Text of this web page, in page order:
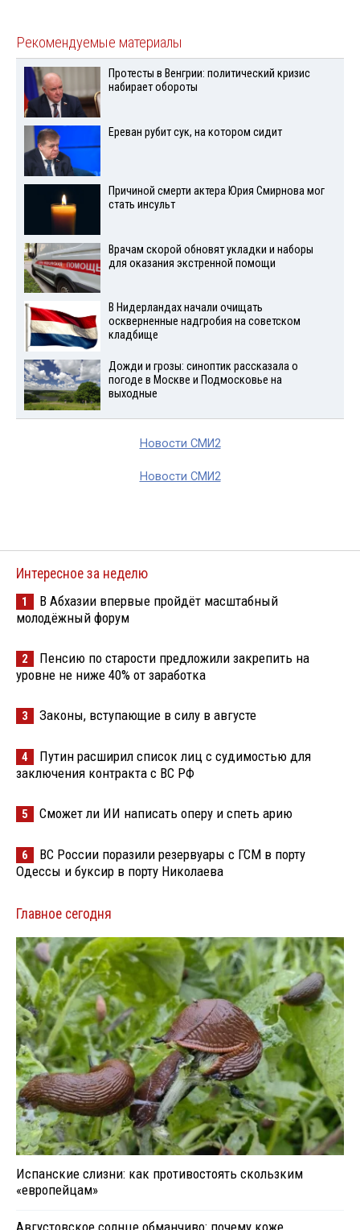
Рекомендуемые материалы
Протесты в Венгрии: политический кризис
набирает обороты
Ереван рубит сук, на котором сидит
Причиной смерти актера Юрия Смирнова мог
стать инсульт
Врачам скорой обновят укладки и наборы
для оказания экстренной помощи
В Нидерландах начали очищать
оскверненные надгробия на советском
кладбище
Дожди и грозы: синоптик рассказала о
погоде в Москве и Подмосковье на
выходные
Новости СМИ2
Новости СМИ2
Интересное за неделю
1
В Абхазии впервые пройдёт масштабный
молодёжный форум
2
Пенсию по старости предложили закрепить на
уровне не ниже 40% от заработка
3 Законы, вступающие в силу в августе
4
Путин расширил список лиц с судимостью для
заключения контракта с ВС РФ
5 Сможет ли ИИ написать оперу и спеть арию
6
ВС России поразили резервуары с ГСМ в порту
Одессы и буксир в порту Николаева
Главное сегодня
Испанские слизни: как противостоять скользким
«европейцам»
Августовское солнце обманчиво: почему коже